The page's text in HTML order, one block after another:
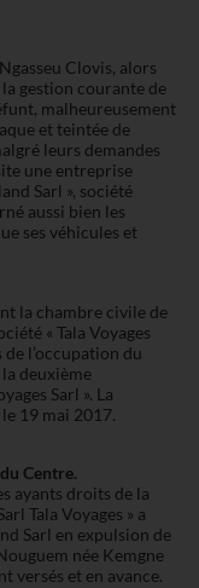
Clovis, alors
gestion courante de
malheureusement
et teintée de
leurs demandes
une entreprise
Sarl », société
aussi bien les
ses véhicules et
la chambre civile de
« Tala Voyages
de l’occupation du
deuxième
Sarl ». La
19 mai 2017.
Centre.
ayants droits de la
Tala Voyages » a
Sarl en expulsion de
née Kemgne
versés et en avance.